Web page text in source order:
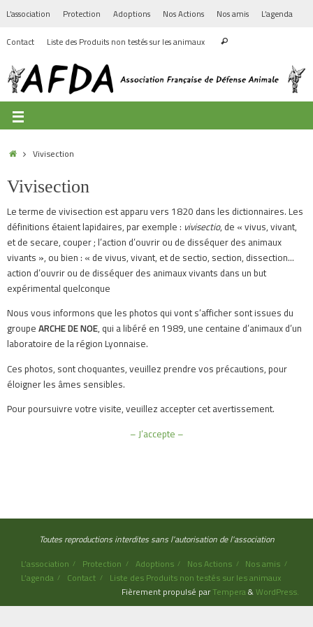
L’association Protection Adoptions Nos Actions Nos amis L’agenda
Contact Liste des Produits non testés sur les animaux
Vivisection
Vivisection
Le terme de vivisection est apparu vers 1820 dans les dictionnaires. Les
définitions étaient lapidaires, par exemple : vivisectio, de « vivus, vivant,
et de secare, couper ; l’action d’ouvrir ou de disséquer des animaux
vivants », ou bien : « de vivus, vivant, et de sectio, section, dissection…
action d’ouvrir ou de disséquer des animaux vivants dans un but
expérimental quelconque
Nous vous informons que les photos qui vont s’afficher sont issues du
groupe ARCHE DE NOE, qui a libéré en 1989, une centaine d’animaux d’un
laboratoire de la région Lyonnaise.
Ces photos, sont choquantes, veuillez prendre vos précautions, pour
éloigner les âmes sensibles.
Pour poursuivre votre visite, veuillez accepter cet avertissement.
– J’accepte –
Toutes reproductions interdites sans l'autorisation de l'association
L’association
Protection Adoptions Nos Actions
Nos amis
L’agenda
Contact
Liste des Produits non testés sur les animaux
Fièrement propulsé parTempera&WordPress.